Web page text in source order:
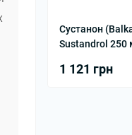
Сустанон
Sustandrol
1 121 грн